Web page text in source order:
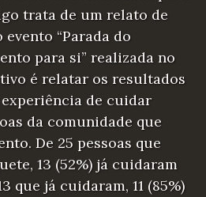
trata de um relato de
“Parada do
para si” realizada no
é relatar os resultados
de cuidar
da comunidade que
De 25 pessoas que
13 (52%) já cuidaram
que já cuidaram, 11 (85%)